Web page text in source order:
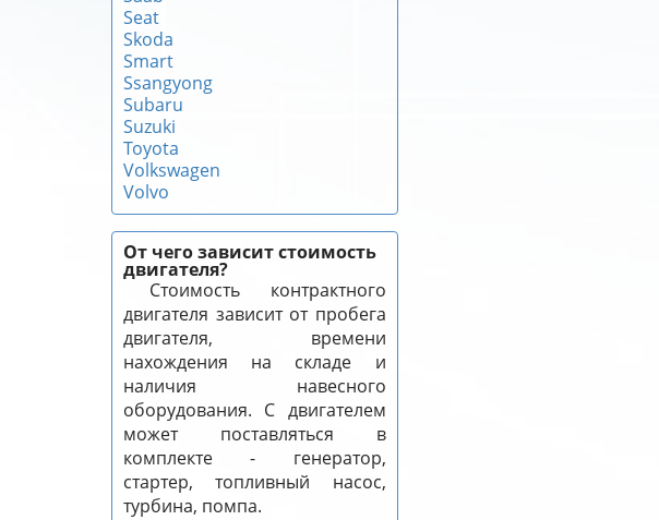
Seat
Skoda
Smart
Ssangyong
Subaru
Suzuki
Toyota
Volkswagen
Volvo
От чего зависит стоимость
двигателя?
Стоимость контрактного
двигателя зависит от пробега
двигателя, времени
нахождения на складе и
наличия навесного
оборудования. С двигателем
может поставляться в
комплекте - генератор,
стартер, топливный насос,
турбина, помпа.